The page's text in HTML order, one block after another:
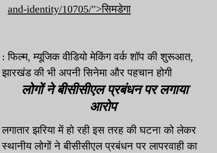
and-identity/10705/">सिमडेगा
: फिल्म, म्यूजिक वीडियो मेकिंग वर्क शॉप की शुरूआत,
झारखंड की भी अपनी सिनेमा और पहचान होगी
लोगों ने बीसीसीएल प्रबंधन पर लगाया
आरोप
लगातार झरिया में हो रही इस तरह की घटना को लेकर
स्थानीय लोगों ने बीसीसीएल प्रबंधन पर लापरवाही का